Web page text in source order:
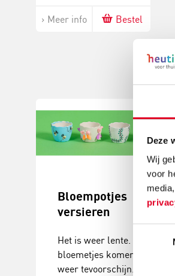
Deze
Wij
voor
Meer info Bestel
Bloempotjes
versieren
Het is weer lente. De
bloemetjes komen
weer tevoorschijn.